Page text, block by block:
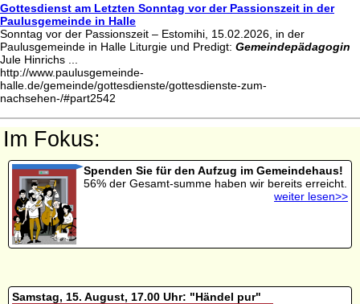
Gottesdienst am Letzten Sonntag vor der Passionszeit in der
Paulusgemeinde in Halle
Sonntag vor der Passionszeit – Estomihi, 15.02.2026, in der
Paulusgemeinde in Halle Liturgie und Predigt: Gemeindepädagogin
Jule Hinrichs ...
http://www.paulusgemeinde-
halle.de/gemeinde/gottesdienste/gottesdienste-zum-
nachsehen-/#part2542
Im Fokus:
Spenden Sie für den Aufzug im Gemeindehaus!
56% der Gesamt-summe haben wir bereits erreicht.
weiter lesen>>
Samstag, 15. August, 17.00 Uhr: "Händel pur"